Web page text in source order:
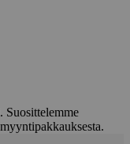
Suosittelemme